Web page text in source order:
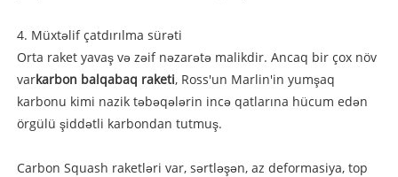
4. Müxtəlif çatdırılma sürəti
Orta raket yavaş və zəif nəzarətə malikdir. Ancaq bir çox növ
varkarbon balqabaq raketi, Ross'un Marlin'in yumşaq
karbonu kimi nazik təbəqələrin incə qatlarına hücum edən
örgülü şiddətli karbondan tutmuş.
Carbon Squash raketləri var, sərtləşən, az deformasiya, top